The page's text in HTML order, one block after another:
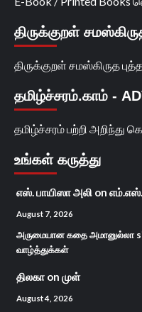
திருக்குறள்
திருக்குறள் சமஸ்கிருத
தமிழ்ச்சரம்.காம் -
தமிழ்ச்சரம் பற்றி அறிந்து
உங்கள் கருத்து
எஸ். பாயிஸா அலி on
August 7, 2026
அருமையான கதை அமானுல்லா
வாழ்த்துக்கள்
திலகா on முள்
August 4, 2026